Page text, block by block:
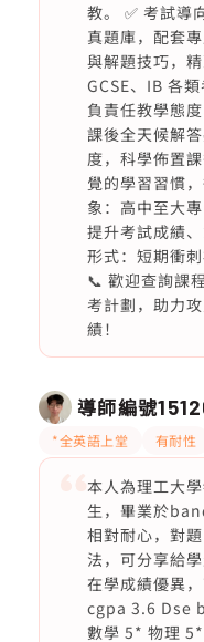
教。 ✅ 考試導
真題庫，配套
與解題技巧，
GCSE、IB 各
負責任教學態
課後全天候解
度，科學佈置
覺的學習習慣
象：高中至大
提升考試成績
形式：短期衝
📞 歡迎查詢課
考計劃，助力
績！
導師編號
*全英語上堂 有耐性
本人為理工大
生，畢業於
相對耐心，對
法，可分享給
在學成績優異
cgpa 3.6 Dse
數學 5* 物理